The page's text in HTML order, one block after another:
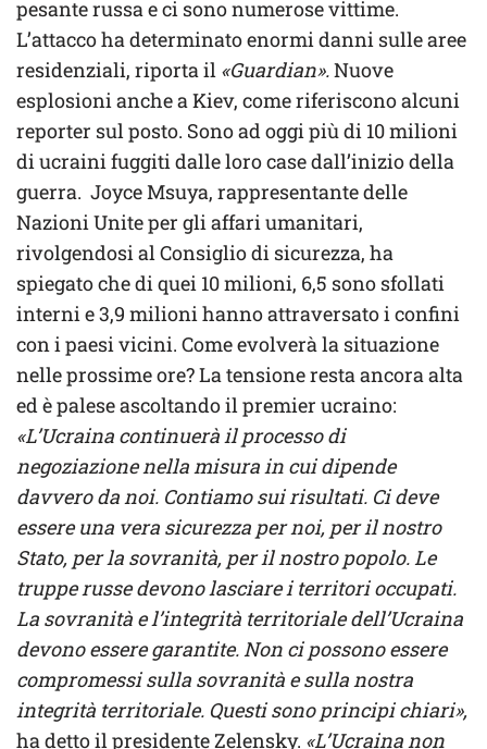
pesante russa e ci sono numerose vittime.
L’attacco ha determinato enormi danni sulle aree
residenziali, riporta il «Guardian».Nuove
esplosioni anche a Kiev, come riferiscono alcuni
reporter sul posto. Sono ad oggi più di 10 milioni
di ucraini fuggiti dalle loro case dall’inizio della
guerra. Joyce Msuya, rappresentante delle
Nazioni Unite per gli affari umanitari,
rivolgendosi al Consiglio di sicurezza, ha
spiegato che di quei 10 milioni, 6,5 sono sfollati
interni e 3,9 milioni hanno attraversato i confini
con i paesi vicini. Come evolverà la situazione
nelle prossime ore? La tensione resta ancora alta
ed è palese ascoltando il premier ucraino:
«L’Ucraina continuerà il processo di
negoziazione nella misura in cui dipende
davvero da noi. Contiamo sui risultati. Ci deve
essere una vera sicurezza per noi, per il nostro
Stato, per la sovranità, per il nostro popolo. Le
truppe russe devono lasciare i territori occupati.
La sovranità e l’integrità territoriale dell’Ucraina
devono essere garantite. Non ci possono essere
compromessi sulla sovranità e sulla nostra
integrità territoriale. Questi sono principi chiari»,
ha detto il presidente Zelensky. «L’Ucraina non